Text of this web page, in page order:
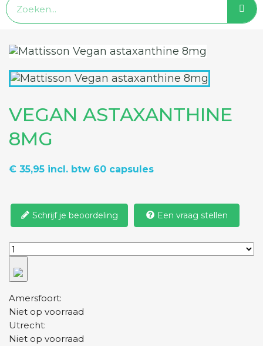
VEGAN ASTAXANTHINE
8MG
€ 35,95 incl. btw 60 capsules
Schrijf je beoordeling Een vraag stellen
Amersfoort:
Niet op voorraad
Utrecht:
Niet op voorraad